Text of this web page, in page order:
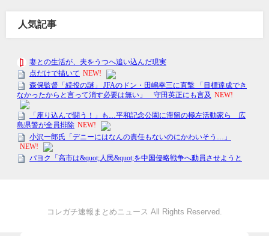
人気記事
コレガチ速報まとめニュース All Rights Reserved.